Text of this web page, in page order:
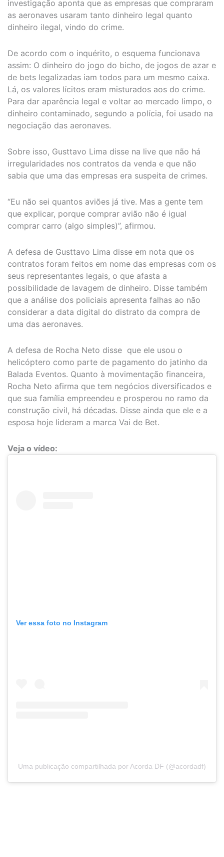
investigação aponta que as empresas que compraram
as aeronaves usaram tanto dinheiro legal quanto
dinheiro ilegal, vindo do crime.
De acordo com o inquérito, o esquema funcionava
assim: O dinheiro do jogo do bicho, de jogos de azar e
de bets legalizadas iam todos para um mesmo caixa.
Lá, os valores lícitos eram misturados aos do crime.
Para dar aparência legal e voltar ao mercado limpo, o
dinheiro contaminado, segundo a polícia, foi usado na
negociação das aeronaves.
Sobre isso, Gusttavo Lima disse na live que não há
irregularidades nos contratos da venda e que não
sabia que uma das empresas era suspeita de crimes.
“Eu não sei quantos aviões já tive. Mas a gente tem
que explicar, porque comprar avião não é igual
comprar carro (algo simples)”, afirmou.
A defesa de Gusttavo Lima disse em nota que os
contratos foram feitos em nome das empresas com os
seus representantes legais, o que afasta a
possibilidade de lavagem de dinheiro. Disse também
que a análise dos policiais apresenta falhas ao não
considerar a data digital do distrato da compra de
uma das aeronaves.
A defesa de Rocha Neto disse que ele usou o
helicóptero como parte de pagamento do jatinho da
Balada Eventos. Quanto à movimentação financeira,
Rocha Neto afirma que tem negócios diversificados e
que sua família empreendeu e prosperou no ramo da
construção civil, há décadas. Disse ainda que ele e a
esposa hoje lideram a marca Vai de Bet.
Veja o vídeo:
Ver essa foto no Instagram
Uma publicação compartilhada por Acorda DF (@acordadf)